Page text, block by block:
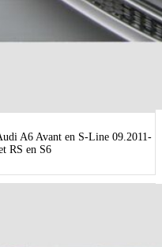
A6 Avant en S-Line 09.2011-
RS en S6